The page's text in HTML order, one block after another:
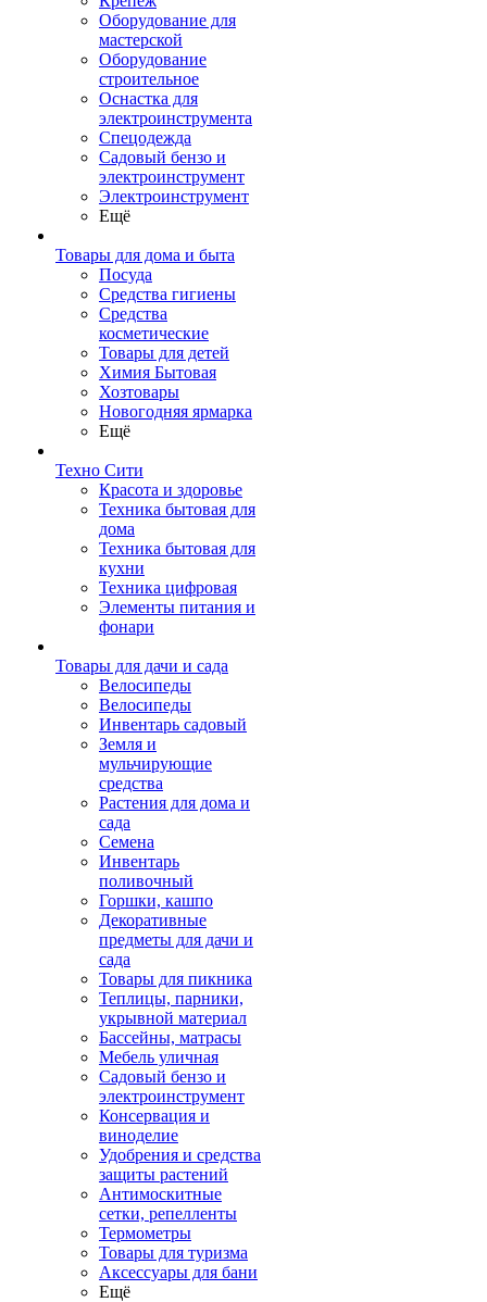
Оборудование для
мастерской
Оборудование
строительное
Оснастка для
электроинструмента
Спецодежда
Садовый бензо и
электроинструмент
Электроинструмент
Ещё
Товары для дома и быта
Посуда
Средства гигиены
Средства
косметические
Товары для детей
Химия Бытовая
Хозтовары
Новогодняя ярмарка
Ещё
Техно Сити
Красота и здоровье
Техника бытовая для
дома
Техника бытовая для
кухни
Техника цифровая
Элементы питания и
фонари
Товары для дачи и сада
Велосипеды
Велосипеды
Инвентарь садовый
Земля и
мульчирующие
средства
Растения для дома и
сада
Семена
Инвентарь
поливочный
Горшки, кашпо
Декоративные
предметы для дачи и
сада
Товары для пикника
Теплицы, парники,
укрывной материал
Бассейны, матрасы
Мебель уличная
Садовый бензо и
электроинструмент
Консервация и
виноделие
Удобрения и средства
защиты растений
Антимоскитные
сетки, репелленты
Термометры
Товары для туризма
Аксессуары для бани
Ещё